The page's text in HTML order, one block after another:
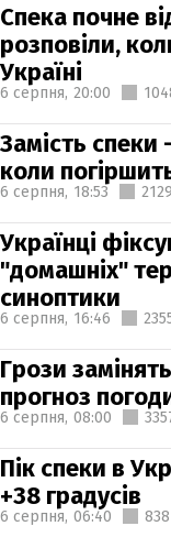
Спека почне
розповіли,
Україні
6 серпня, 20:00
Замість спеки
коли
6 серпня, 18:53 2129
Українці
"домашніх"
синоптики
6 серпня, 16:46
Грози
прогноз
6 серпня, 08:00
Пік спеки в
+38 градусів
6 серпня, 06:40 838